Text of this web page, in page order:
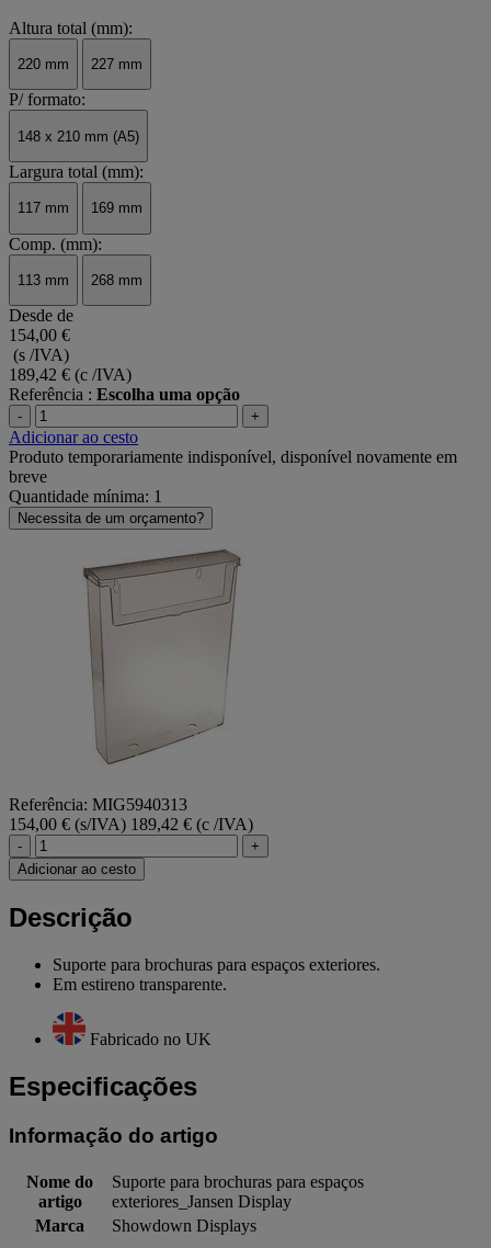
Altura total (mm):
220 mm 227 mm
P/ formato:
148 x 210 mm (A5)
Largura total (mm):
117 mm 169 mm
Comp. (mm):
113 mm 268 mm
Desde de
154,00 €
(s /IVA)
189,42 € (c /IVA)
Referência : Escolha uma opção
- +
Adicionar ao cesto
Produto temporariamente indisponível, disponível novamente em
breve
Quantidade mínima: 1
Necessita de um orçamento?
Referência: MIG5940313
154,00 € (s/IVA) 189,42 € (c /IVA)
-
+
Adicionar ao cesto
Descrição
Suporte para brochuras para espaços exteriores.
Em estireno transparente.
Fabricado no UK
Especificações
Informação do artigo
Nome do
artigo
Suporte para brochuras para espaços
exteriores_Jansen Display
Marca
Showdown Displays